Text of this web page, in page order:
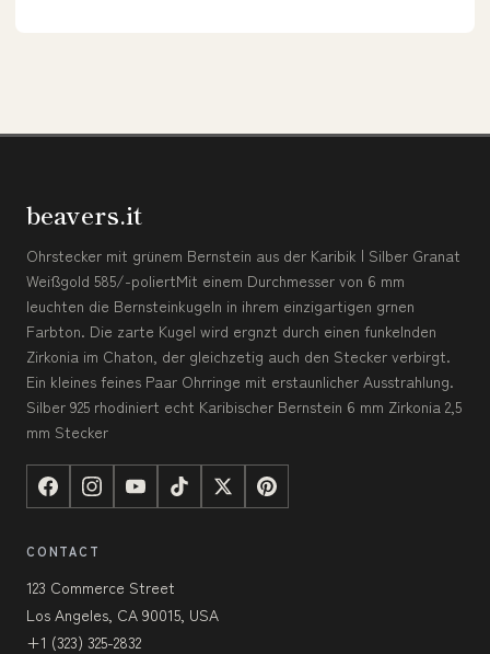
beavers.it
Ohrstecker mit grünem Bernstein aus der Karibik | Silber Granat
Weißgold 585/-poliertMit einem Durchmesser von 6 mm
leuchten die Bernsteinkugeln in ihrem einzigartigen grnen
Farbton. Die zarte Kugel wird ergnzt durch einen funkelnden
Zirkonia im Chaton, der gleichzetig auch den Stecker verbirgt.
Ein kleines feines Paar Ohrringe mit erstaunlicher Ausstrahlung.
Silber 925 rhodiniert echt Karibischer Bernstein 6 mm Zirkonia 2,5
mm Stecker
CONTACT
123 Commerce Street
Los Angeles, CA 90015, USA
+1 (323) 325-2832